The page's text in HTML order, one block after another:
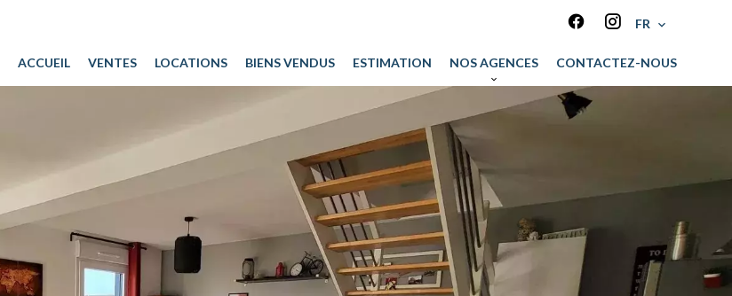
FR
ACCUEIL VENTES LOCATIONS BIENS VENDUS ESTIMATION NOS AGENCES CONTACTEZ-NOUS